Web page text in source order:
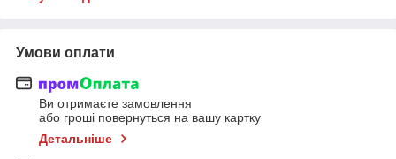
Умови оплати
Ви отримаєте замовлення
або гроші повернуться на вашу картку
Детальніше